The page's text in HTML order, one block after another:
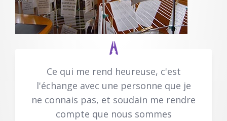
Ce qui me rend heureuse, c'est
l'échange avec une personne que je
ne connais pas, et soudain me rendre
compte que nous sommes